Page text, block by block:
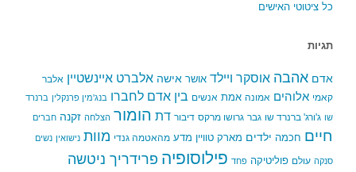
כל ציטוטי האישים
תגיות
אדם אהבה אוסקר ויילד אושר אישה אלברט איינשטיין אלבר
קאמי אלוהים אמונה אמת אנשים בין אדם לחברו בנג'מין פרנקלין ברנרד
שו ג'ורג' ברנרד שו גבר גרושו מרקס דיבור דת הומור הצלחה זקנה חברים
חיים חכמה ילדים מארק טוויין מדע מהאטמה גנדי מוות נישואין נשים
סנקה עולם פוליטיקה פחד פילוסופיה פרידריך ניטשה